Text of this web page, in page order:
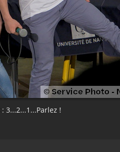
3...2...1...Parlez !